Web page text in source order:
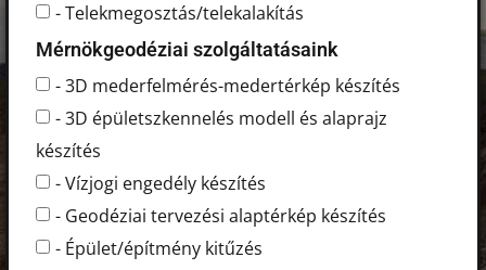
- Telekmegosztás/telekalakítás
Mérnökgeodéziai szolgáltatásaink
- 3D mederfelmérés-medertérkép készítés
- 3D épületszkennelés modell és alaprajz
készítés
- Vízjogi engedély készítés
- Geodéziai tervezési alaptérkép készítés
- Épület/építmény kitűzés